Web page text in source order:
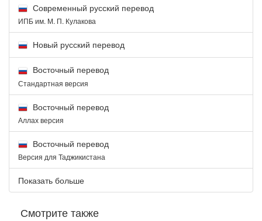
Современный русский перевод
ИПБ им. М. П. Кулакова
Новый русский перевод
Восточный перевод
Стандартная версия
Восточный перевод
Аллах версия
Восточный перевод
Версия для Таджикистана
Показать больше
Смотрите также